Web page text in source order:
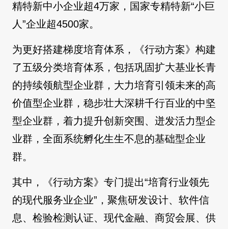
精特新中小企业超4万家，国家专精特新“小巨
人”企业超4500家。
为更好搭建梯度培育体系，《行动方案》构建
了五级分类培育体系，包括巩固扩大基业长青
的持续领航型企业群，大力培育引领未来的高
价值型企业群，稳步壮大深耕千行百业的中坚
型企业群，着力提升创新突围、迸发活力型企
业群，全面系统孵化生生不息的基础型企业
群。
其中，《行动方案》专门提出“培育行业领先
的现代服务业企业”，聚焦研发设计、软件信
息、检验检测认证、现代金融、商贸会展、供